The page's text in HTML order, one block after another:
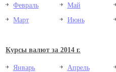
Февраль
Март
Май
Июнь
Курсы валют за 2014 г.
Январь Апрель